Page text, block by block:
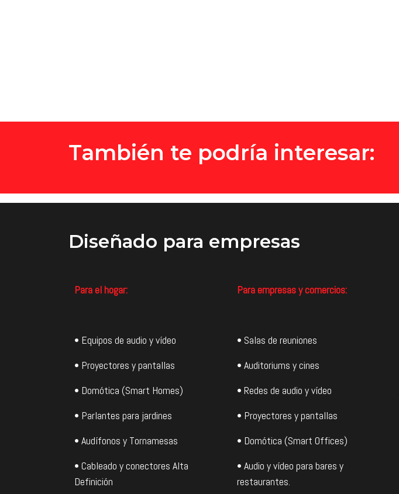
También te podría interesar:
Diseñado para empresas
Para el hogar:
• Equipos de audio y vídeo
• Proyectores y pantallas
• Domótica (Smart Homes)
• Parlantes para jardines
• Audífonos y Tornamesas
• Cableado y conectores Alta
Definición
Para empresas y comercios:
• Salas de reuniones
• Auditoriums y cines
• Redes de audio y vídeo
• Proyectores y pantallas
• Domótica (Smart Offices)
• Audio y vídeo para bares y
restaurantes.